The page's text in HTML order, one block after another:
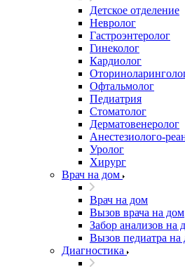
Детское отделение
Невролог
Гастроэнтеролог
Гинеколог
Кардиолог
Офтальмолог
Педиатрия
Стоматолог
Дерматовенеролог
Анестезиолого-
Уролог
Хирург
Врач на дом
Врач на дом
Вызов врача на дом
Забор анализов на
Вызов педиатра на
Диагностика